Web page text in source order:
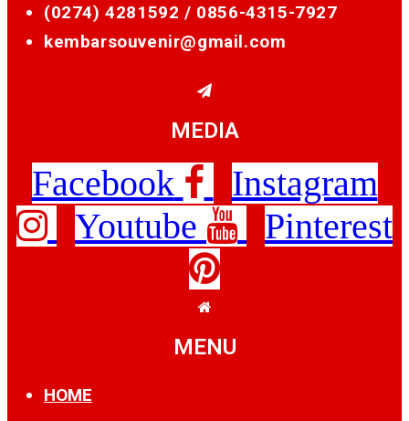
(0274) 4281592 / 0856-4315-7927
kembarsouvenir@gmail.com
MEDIA
Facebook
Instagram
Youtube
Pinterest
MENU
HOME